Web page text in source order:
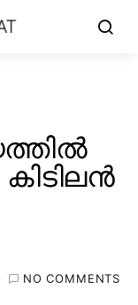
കിടിലൻ
NO COMMENTS